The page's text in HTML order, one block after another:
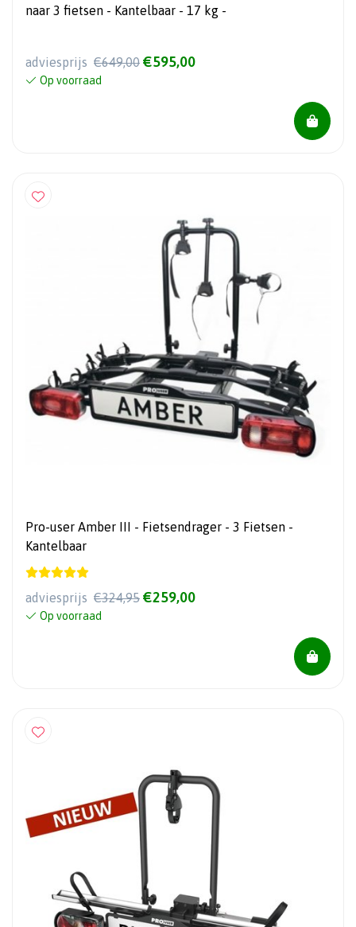
naar 3 fietsen - Kantelbaar - 17 kg -
adviesprijs €649,00 €595,00
Op voorraad
Pro-user Amber III - Fietsendrager - 3 Fietsen -
Kantelbaar
adviesprijs €324,95 €259,00
Op voorraad